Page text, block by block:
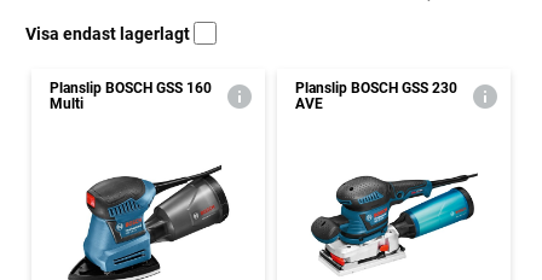
Visa endast lagerlagt
Planslip BOSCH GSS 160
Multi
Planslip BOSCH GSS 230
AVE